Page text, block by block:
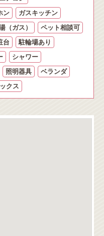
ン
ガスキッチン
（ガス）
ペット相談可
台
駐輪場あり
シャワー
照明器具
ベランダ
クス